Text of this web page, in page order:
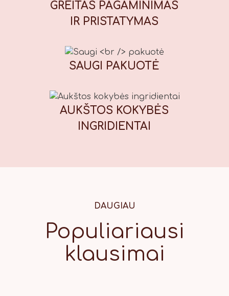
imbieras), kepimo milteliai, galimi
maistiniai dažikliai: E110 (geltona),
(juoda). *Gali neigiamai paveikti
vaikų dėmesį ir aktyvumą. Maistinė
kurių sočiųjų riebalų rūgščių: 1,7 g,
angliavandeniai: 71 g, iš kurių
cukrų: 56 g, baltymai: 7,8 g, druska:
GREITAS PAGAMINIMAS
IR PRISTATYMAS
SAUGI PAKUOTĖ
AUKŠTOS KOKYBĖS
INGRIDIENTAI
DAUGIAU
Populiariausi
klausimai